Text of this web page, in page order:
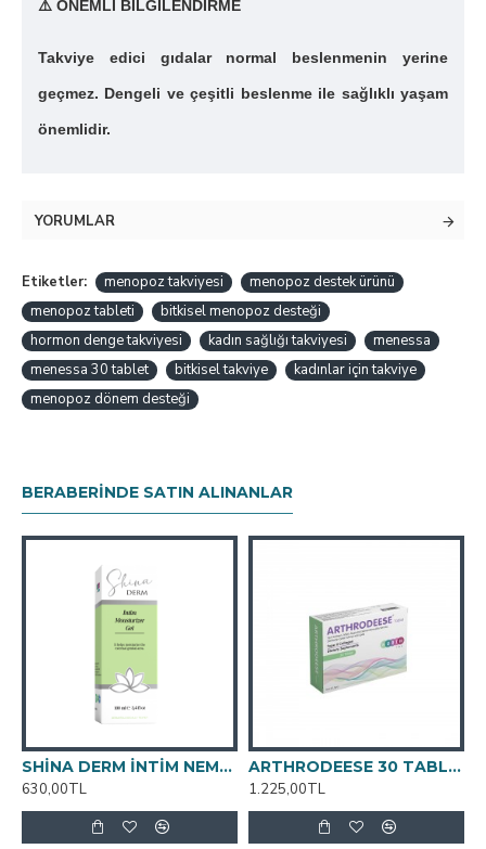
⚠️ ÖNEMLİ BİLGİLENDİRME
Takviye edici gıdalar normal beslenmenin yerine
geçmez. Dengeli ve çeşitli beslenme ile sağlıklı yaşam
önemlidir.
YORUMLAR
Etiketler: menopoz takviyesi
menopoz destek ürünü
menopoz tableti
bitkisel menopoz desteği
hormon denge takviyesi
kadın sağlığı takviyesi
menessa
menessa 30 tablet
bitkisel takviye
kadınlar için takviye
menopoz dönem desteği
BERABERINDE SATIN ALINANLAR
SHİNA DERM İNTİM NEMLENDİRİCİ JEL (KAYGANLAŞTIRICI JEL) 100ML
630,00TL
ARTHRODEESE 30 TABLET
1.225,00TL